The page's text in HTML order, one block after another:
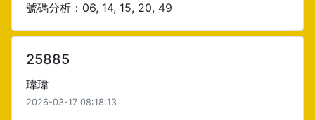
號碼分析：06, 14, 15, 20, 49
25885
瑋瑋
2026-03-17 08:18:13